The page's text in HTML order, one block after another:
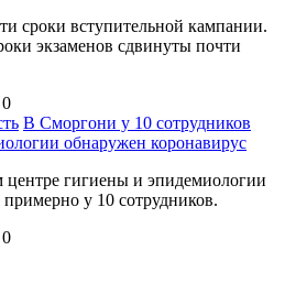
сроки вступительной кампании.
экзаменов сдвинуты почти
В Сморгони у 10 сотрудников
обнаружен коронавирус
гигиены и эпидемиологии
у 10 сотрудников.